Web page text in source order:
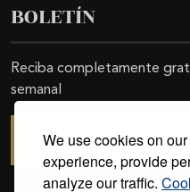
We use cookies on
experience, provide
analyze our traffic.
BOLETÍN
Reciba completamente
semanal